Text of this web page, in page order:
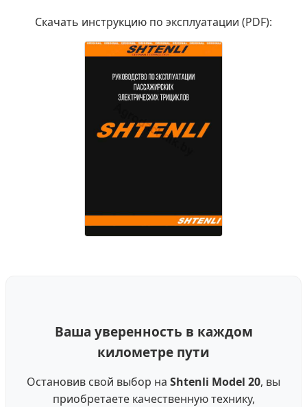
Скачать инструкцию по эксплуатации (PDF):
Ваша уверенность в каждом
километре пути
Остановив свой выбор на Shtenli Model 20, вы
приобретаете качественную технику,